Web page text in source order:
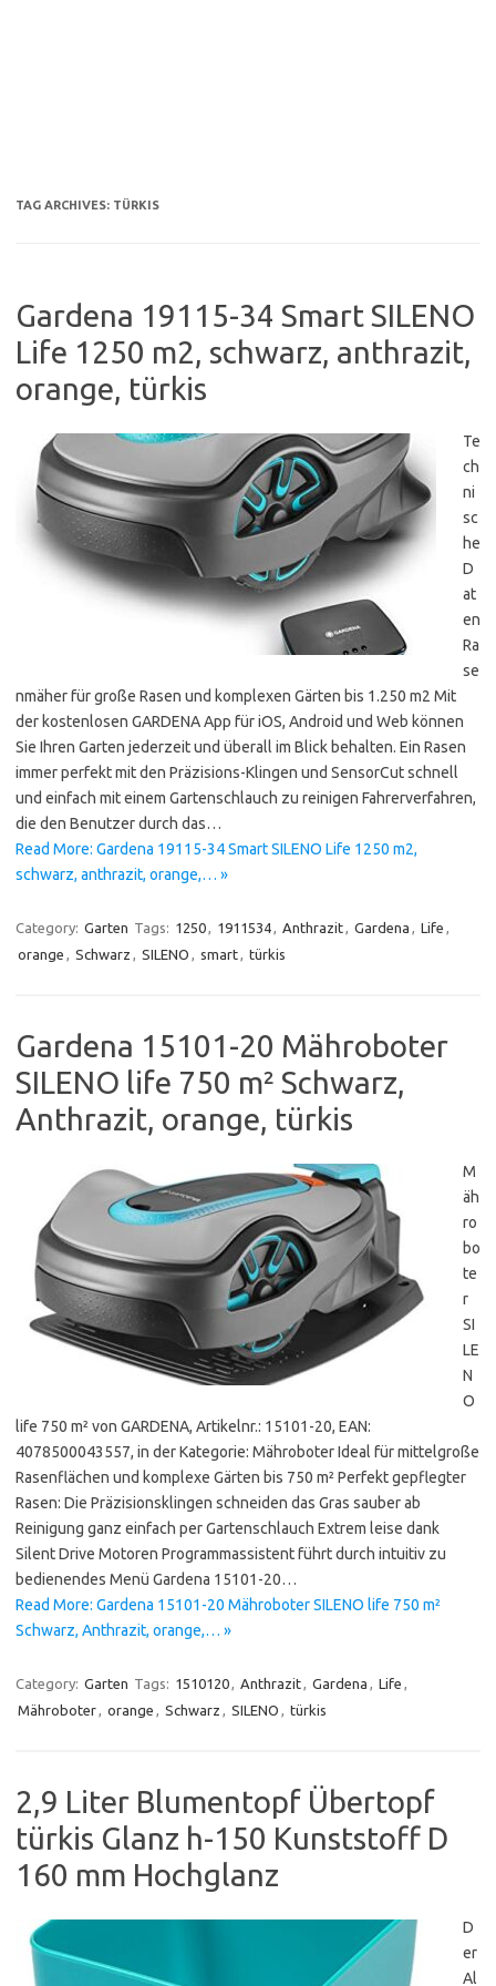
TAG ARCHIVES: TÜRKIS
Gardena 19115-34 Smart SILENO
Life 1250 m2, schwarz, anthrazit,
orange, türkis
Te
ch
ni
sc
he
D
at
en
Ra
se
nmäher für große Rasen und komplexen Gärten bis 1.250 m2 Mit
der kostenlosen GARDENA App für iOS, Android und Web können
Sie Ihren Garten jederzeit und überall im Blick behalten. Ein Rasen
immer perfekt mit den Präzisions-Klingen und SensorCut schnell
und einfach mit einem Gartenschlauch zu reinigen Fahrerverfahren,
die den Benutzer durch das…
Read More: Gardena 19115-34 Smart SILENO Life 1250 m2,
schwarz, anthrazit, orange,… »
Category: Garten Tags: 1250, 1911534, Anthrazit, Gardena , Life ,
orange , Schwarz , SILENO , smart, türkis
Gardena 15101-20 Mähroboter
SILENO life 750 m² Schwarz,
Anthrazit, orange, türkis
M
äh
ro
bo
te
r
SI
LE
N
O
life 750 m² von GARDENA, Artikelnr.: 15101-20, EAN:
4078500043557, in der Kategorie: Mähroboter Ideal für mittelgroße
Rasenflächen und komplexe Gärten bis 750 m² Perfekt gepflegter
Rasen: Die Präzisionsklingen schneiden das Gras sauber ab
Reinigung ganz einfach per Gartenschlauch Extrem leise dank
Silent Drive Motoren Programmassistent führt durch intuitiv zu
bedienendes Menü Gardena 15101-20…
Read More: Gardena 15101-20 Mähroboter SILENO life 750 m²
Schwarz, Anthrazit, orange,… »
Category: Garten Tags: 1510120, Anthrazit, Gardena , Life ,
Mähroboter, orange , Schwarz , SILENO , türkis
2,9 Liter Blumentopf Übertopf
türkis Glanz h-150 Kunststoff D
160 mm Hochglanz
D
er
Al